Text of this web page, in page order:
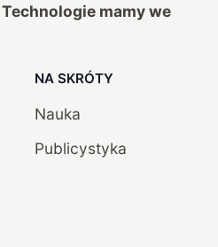
Technologie mamy we
NA SKRÓTY
Nauka
Publicystyka